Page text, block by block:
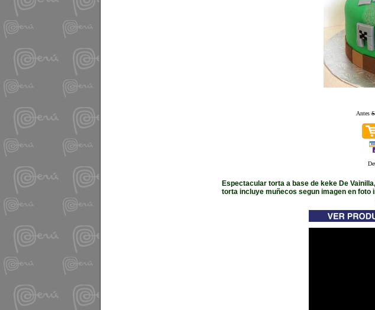
Antes
Espectacular torta a base de keke De
torta incluye muñecos segun imagen en foto